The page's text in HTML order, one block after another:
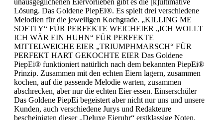
unausgeglichenen Eiervorlieben gibt es die [k]ultimative
Lösung. Das Goldene PiepEi®. Es spielt drei verschiedene
Melodien für die jeweiligen Kochgrade. „KILLING ME
SOFTLY“ FÜR PERFEKTE WEICHEIER „ICH WOLLT
ICH WÄR EIN HUHN“ FÜR PERFEKTE
MITTELWEICHE EIER „TRIUMPHMARSCH“ FÜR
PERFEKT HART GEKOCHTE EIER Das Goldene
PiepEi® funktioniert natürlich nach dem bekannten PiepEi®
Prinzip. Zusammen mit den echten Eiern lagern, zusammen
kochen, auf die passende Melodie warten, zusammen
abschrecken, aber nur die echten Eier essen. Einserschüler
Das Goldene PiepEi begeistert aber nicht nur uns und unsere
Kunden, auch verschiedene Jurys und Redakteure
bescheinigten dieser „Deluxe Eieruhr“ erstklassige Noten.